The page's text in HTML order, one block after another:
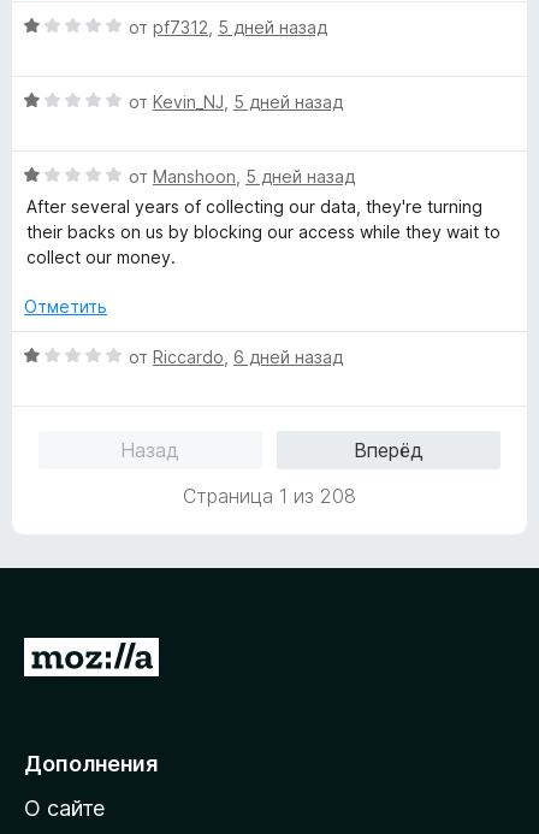
н
и
О
н
о
н
а
1
з
от pf7312 5 дней назад
О
н
е
н
о
а
и
от Kevin_NJ 5 дней назад
О
ц
е
н
н
н
от Manshoon 5 дней назад
After several years of collecting our data, they're turning
their backs on us by blocking our access while they wait to
collect our money.
Отметить
О
з
5
от Riccardo 6 дней назад
Назад
Вперёд
Страница 1 из 208
П
е
й
т
Дополнения
О сайте